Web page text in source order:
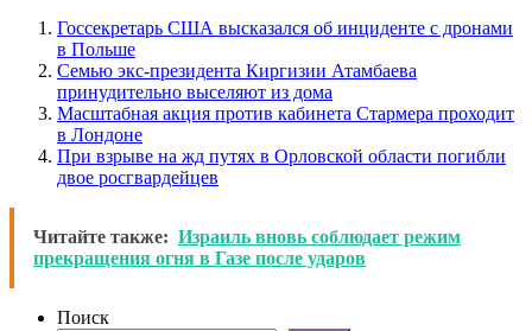
Госсекретарь США высказался об инциденте с дронами
в Польше
Семью экс-президента Киргизии Атамбаева
принудительно выселяют из дома
Масштабная акция против кабинета Стармера проходит
в Лондоне
При взрыве на жд путях в Орловской области погибли
двое росгвардейцев
Читайте также: Израиль вновь соблюдает режим
прекращения огня в Газе после ударов
Поиск